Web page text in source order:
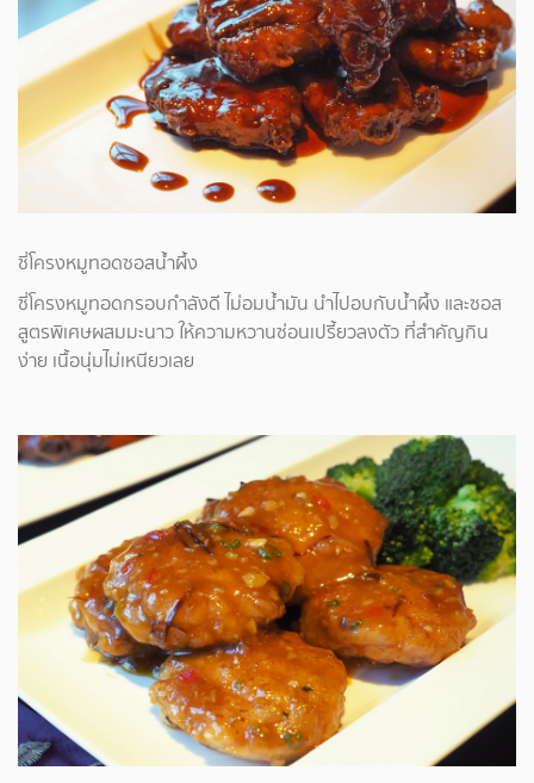
ซี่โครงหมูทอดซอสน้ำผึ้ง
ซี่โครงหมูทอดกรอบกำลังดี ไม่อมน้ำมัน นำไปอบกับน้ำผึ้ง และซอส
สูตรพิเศษผสมมะนาว ให้ความหวานซ่อนเปรี้ยวลงตัว ที่สำคัญกิน
ง่าย เนื้อนุ่มไม่เหนียวเลย